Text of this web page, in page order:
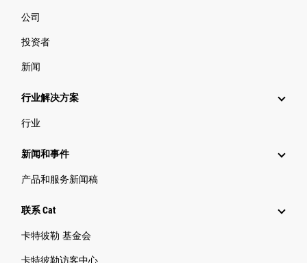
公司
投资者
新闻
行业解决方案
行业
新闻和事件
产品和服务新闻稿
联系 Cat
卡特彼勒 基金会
卡特彼勒访客中心